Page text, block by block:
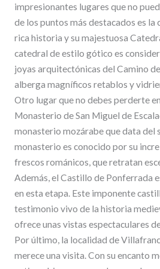
impresionantes lugares que no
de los puntos más destacados es la
rica historia y su majestuosa
catedral de estilo gótico es
joyas arquitectónicas del Camino
alberga magníficos retablos y
Otro lugar que no debes perderte
Monasterio de San Miguel de
monasterio mozárabe que data del
monasterio es conocido por su
frescos románicos, que retratan
Además, el Castillo de Ponferrada
en esta etapa. Este imponente
testimonio vivo de la historia
ofrece unas vistas espectaculares
Por último, la localidad de
merece una visita. Con su encanto